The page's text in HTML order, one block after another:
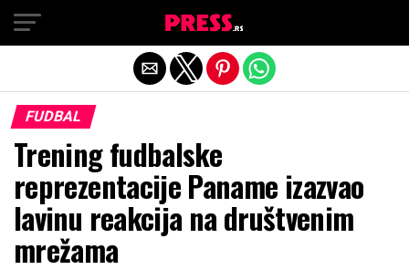
FUDBAL
Trening fudbalske
reprezentacije Paname izazvao
lavinu reakcija na društvenim
mrežama
Exit mobile version